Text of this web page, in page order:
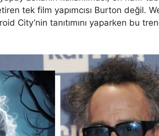
tek film yapımcısı Burton değil.
City’nin tanıtımını yaparken bu